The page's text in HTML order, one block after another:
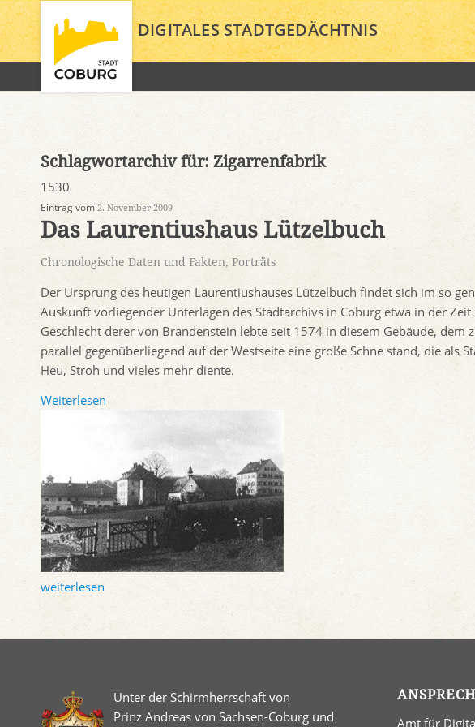
DIGITALES STADTGEDÄCHTNIS
Schlagwortarchiv für: Zigarrenfabrik
1530
Eintrag vom 2. November 2009
Das Laurentiushaus Lützelbuch
Chronologische Daten und Fakten, Porträts
Der Ursprung des heutigen Laurentiushauses Lützelbuch findet sich im so
Auskunft vorliegender Unterlagen des Stadtarchivs in Coburg etwa in der
Geschlecht derer von Brandenstein lebte seit 1574 in diesem Gebäude,
parallel gegenüberliegend auf der Westseite eine große Schne stand, die als
Heu, Stroh und vieles mehr diente.
Weiterlesen
weiterlesen
Unter der Schirmherrschaft von
Prinz Andreas von Sachsen-Coburg und
Amt für